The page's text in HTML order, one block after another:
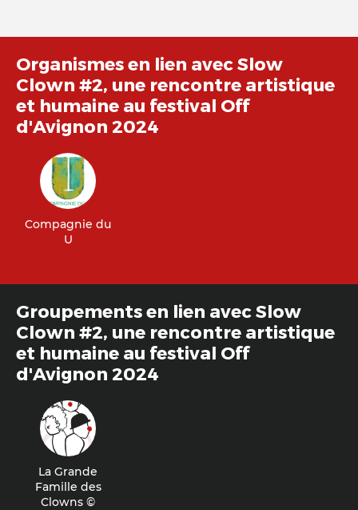
Organismes en lien avec Slow
Clown #2, une rencontre artistique
et humaine au festival Off
d'Avignon 2024
Compagnie du
U
Groupements en lien avec Slow
Clown #2, une rencontre artistique
et humaine au festival Off
d'Avignon 2024
La Grande
Famille des
Clowns ©